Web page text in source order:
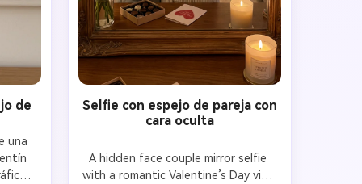
de
una
Selfie con espejo de pareja con
cara oculta
A hidden face couple mirror selfie
with a romantic Valentine’s Day vibe.